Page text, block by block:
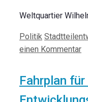
Weltquartier
Kategorien
Politik
einen Kommentar
Fahrplan